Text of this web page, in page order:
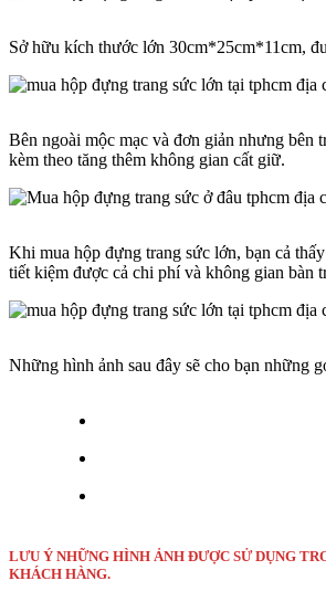
Sở hữu kích thước lớn 30cm*25cm*11cm,
Bên ngoài mộc mạc và đơn giản nhưng bên
kèm theo tăng thêm không gian cất giữ.
Khi mua hộp đựng trang sức lớn, bạn cả
tiết kiệm được cả chi phí và không gian bàn
Những hình ảnh sau đây sẽ cho bạn những
LƯU Ý NHỮNG HÌNH ẢNH ĐƯỢC SỬ DỤNG
KHÁCH HÀNG.